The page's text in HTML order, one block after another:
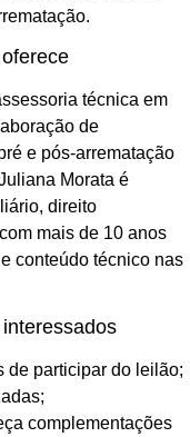
técnica em
de
e pós-arrematação
Morata é
direito
mais de 10 anos
conteúdo técnico nas
de participar do leilão;
complementações